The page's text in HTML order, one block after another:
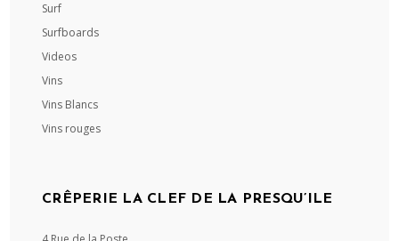
Surf
Surfboards
Videos
Vins
Vins Blancs
Vins rouges
CRÊPERIE LA CLEF DE LA PRESQU’ILE